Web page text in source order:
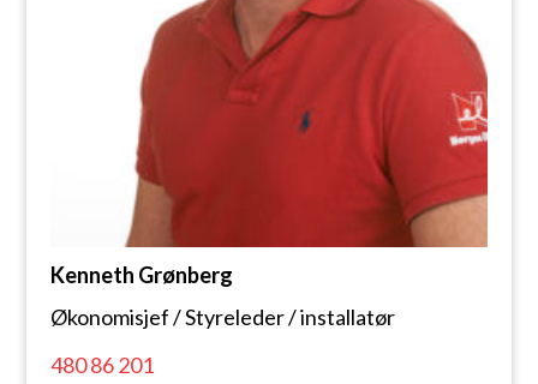
Kenneth Grønberg
Økonomisjef / Styreleder / installatør
480 86 201